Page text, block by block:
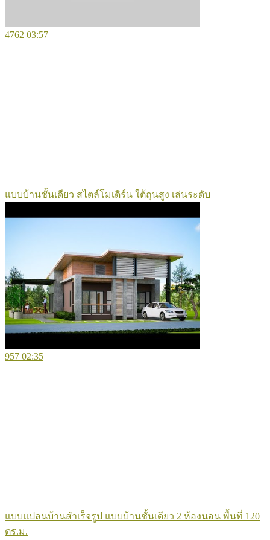
4762 03:57
แบบบ้านชั้นเดียว สไตล์โมเดิร์น ใต้ถุนสูง เล่นระดับ
957 02:35
แบบแปลนบ้านสำเร็จรูป แบบบ้านชั้นเดียว 2 ห้องนอน พื้นที่ 120
ตร.ม.